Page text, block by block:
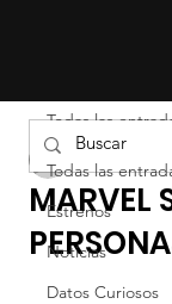
Todas las
Estrenos
Noticias
Datos Curiosos
Todas las
MARVEL